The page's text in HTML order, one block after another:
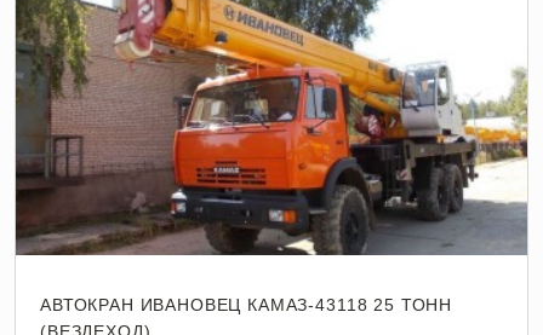
АВТОКРАН ИВАНОВЕЦ КАМАЗ-43118 25 ТОНН